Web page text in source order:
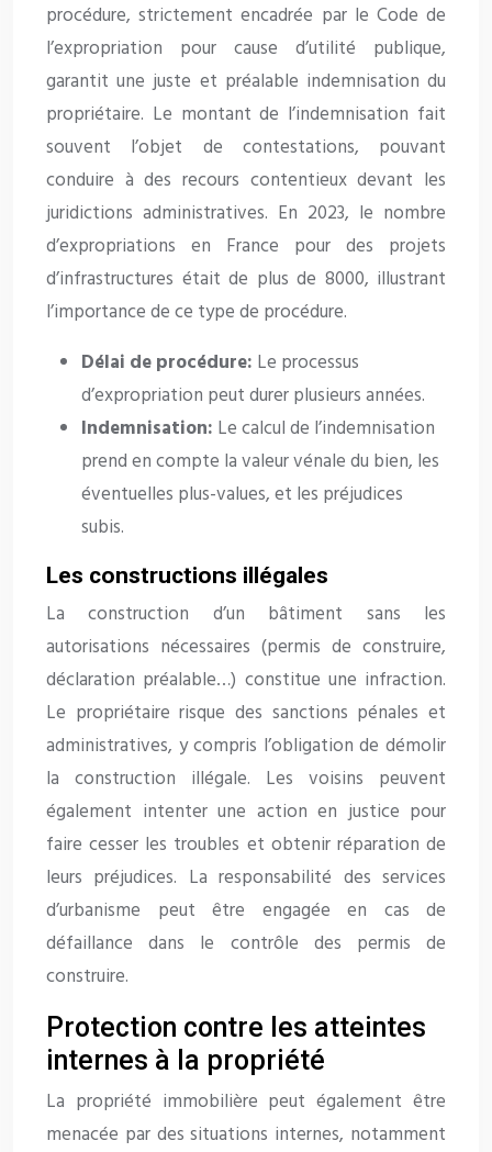
procédure, strictement encadrée par le Code de
l’expropriation pour cause d’utilité publique,
garantit une juste et préalable indemnisation du
propriétaire. Le montant de l’indemnisation fait
souvent l’objet de contestations, pouvant
conduire à des recours contentieux devant les
juridictions administratives. En 2023, le nombre
d’expropriations en France pour des projets
d’infrastructures était de plus de 8000, illustrant
l’importance de ce type de procédure.
Délai de procédure: Le processus
d’expropriation peut durer plusieurs années.
Indemnisation: Le calcul de l’indemnisation
prend en compte la valeur vénale du bien, les
éventuelles plus-values, et les préjudices
subis.
Les constructions illégales
La construction d’un bâtiment sans les
autorisations nécessaires (permis de construire,
déclaration préalable…) constitue une infraction.
Le propriétaire risque des sanctions pénales et
administratives, y compris l’obligation de démolir
la construction illégale. Les voisins peuvent
également intenter une action en justice pour
faire cesser les troubles et obtenir réparation de
leurs préjudices. La responsabilité des services
d’urbanisme peut être engagée en cas de
défaillance dans le contrôle des permis de
construire.
Protection contre les atteintes
internes à la propriété
La propriété immobilière peut également être
menacée par des situations internes, notamment